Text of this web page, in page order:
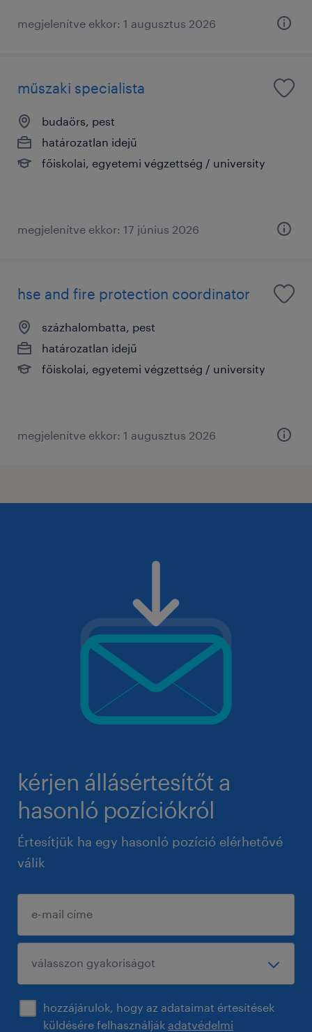
megjelenítve ekkor: 1 augusztus 2026
műszaki specialista
budaörs, pest
határozatlan idejű
főiskolai, egyetemi végzettség / university
megjelenítve ekkor: 17 június 2026
hse and fire protection coordinator
százhalombatta, pest
határozatlan idejű
főiskolai, egyetemi végzettség / university
megjelenítve ekkor: 1 augusztus 2026
kérjen állásértesítőt a
hasonló pozíciókról
Értesítjük ha egy hasonló pozíció elérhetővé
válik
hozzájárulok, hogy az adataimat értesítések
küldésére felhasználják adatvédelmi